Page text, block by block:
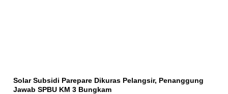
Solar Subsidi Parepare Dikuras Pelangsir, Penanggung
Jawab SPBU KM 3 Bungkam